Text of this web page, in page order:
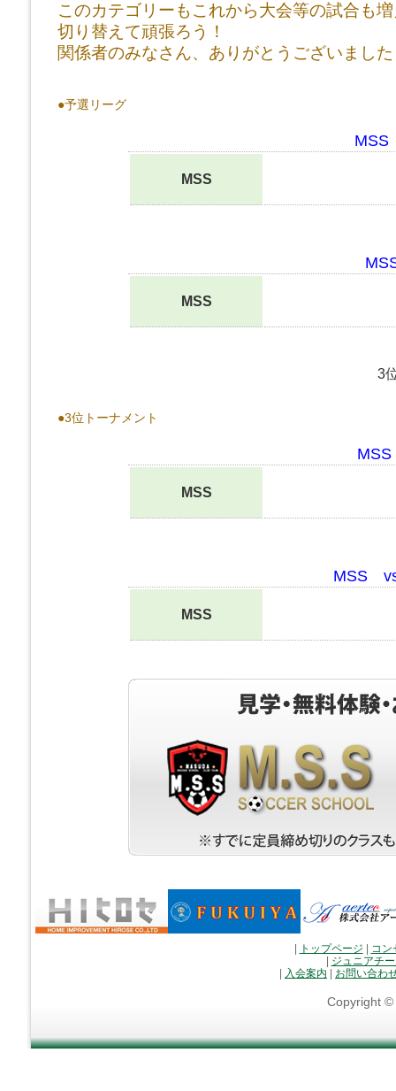
このカテゴリーもこれから大会等の試合も
切り替えて頑張ろう！
関係者のみなさん、ありがとうございまし
●予選リーグ
MSS
MSS
3
●3位トーナメント
MSS
MSS
MSS
トップページ
コン
ジュニアチ
入会案内 お問い合わ
Copyright ©